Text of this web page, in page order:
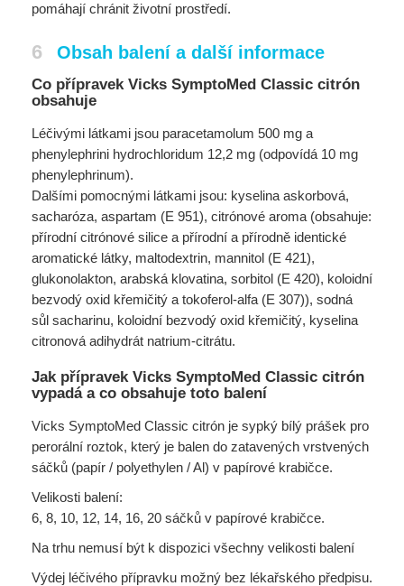
pomáhají chránit životní prostředí.
6 Obsah balení a další informace
Co přípravek Vicks SymptoMed Classic citrón
obsahuje
Léčivými látkami jsou paracetamolum 500 mg a
phenylephrini hydrochloridum 12,2 mg (odpovídá 10 mg
phenylephrinum).
Dalšími pomocnými látkami jsou: kyselina askorbová,
sacharóza, aspartam (E 951), citrónové aroma (obsahuje:
přírodní citrónové silice a přírodní a přírodně identické
aromatické látky, maltodextrin, mannitol (E 421),
glukonolakton, arabská klovatina, sorbitol (E 420), koloidní
bezvodý oxid křemičitý a tokoferol-alfa (E 307)), sodná
sůl sacharinu, koloidní bezvodý oxid křemičitý, kyselina
citronová adihydrát natrium-citrátu.
Jak přípravek Vicks SymptoMed Classic citrón
vypadá a co obsahuje toto balení
Vicks SymptoMed Classic citrón je sypký bílý prášek pro
perorální roztok, který je balen do zatavených vrstvených
sáčků (papír / polyethylen / Al) v papírové krabičce.
Velikosti balení:
6, 8, 10, 12, 14, 16, 20 sáčků v papírové krabičce.
Na trhu nemusí být k dispozici všechny velikosti balení
Výdej léčivého přípravku možný bez lékařského předpisu.